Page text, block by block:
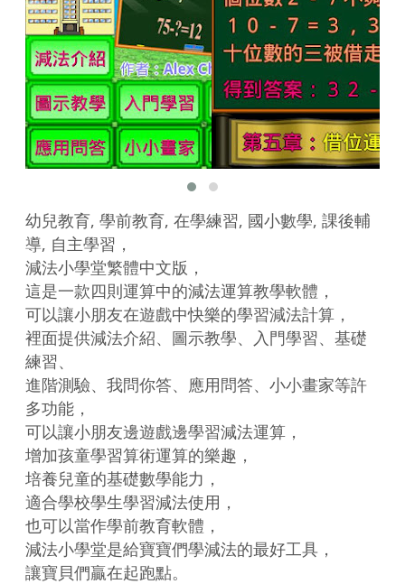
幼兒教育, 學前教育, 在學練習, 國小數學, 課後輔
導, 自主學習，
減法小學堂繁體中文版，
這是一款四則運算中的減法運算教學軟體，
可以讓小朋友在遊戲中快樂的學習減法計算，
裡面提供減法介紹、圖示教學、入門學習、基礎
練習、
進階測驗、我問你答、應用問答、小小畫家等許
多功能，
可以讓小朋友邊遊戲邊學習減法運算，
增加孩童學習算術運算的樂趣，
培養兒童的基礎數學能力，
適合學校學生學習減法使用，
也可以當作學前教育軟體，
減法小學堂是給寶寶們學減法的最好工具，
讓寶貝們贏在起跑點。